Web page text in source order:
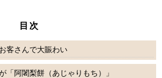
目次
客さんで大賑わい
「阿闍梨餅（あじゃりもち）」